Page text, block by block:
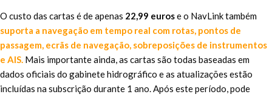
O custo das cartas é de apenas 22,99 eurose o NavLink também
suporta a navegação em tempo real com rotas, pontos de
passagem, ecrãs de navegação, sobreposições de instrumentos
e AIS. Mais importante ainda, as cartas são todas baseadas em
dados oficiais do gabinete hidrográfico e as atualizações estão
incluídas na subscrição durante 1 ano. Após este período, pode